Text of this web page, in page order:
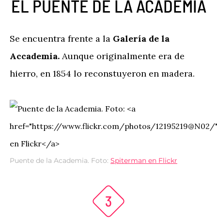
EL PUENTE DE LA ACADEMIA
Se encuentra frente a la Galería de la
Accademia. Aunque originalmente era de
hierro, en 1854 lo reconstuyeron en madera.
Puente de la Academia. Foto: Spiterman en Flickr